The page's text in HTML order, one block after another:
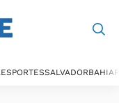
ESPORTESSALVADORBAHIA